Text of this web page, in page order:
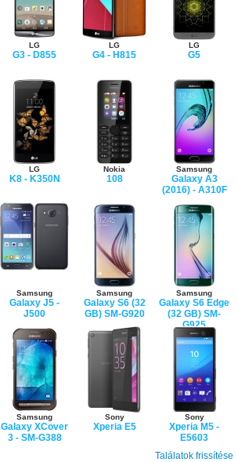
LG
G3 - D855
LG
G4 - H815
LG
G5
LG
K8 - K350N
Nokia
108
Samsung
Galaxy A3
(2016) - A310F
Samsung
Galaxy J5 -
J500
Samsung
Galaxy S6 (32
GB) SM-G920
Samsung
Galaxy S6 Edge
(32 GB) SM-
G925
Samsung
Galaxy XCover
3 - SM-G388
Sony
Xperia E5
Sony
Xperia M5 -
E5603
Találatok frissítése